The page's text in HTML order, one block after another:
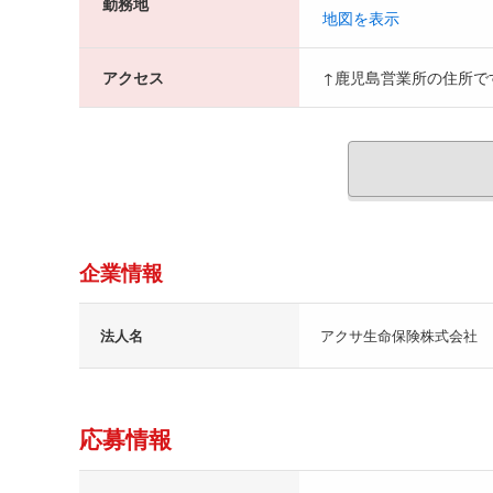
地図を表示
アクセス ↑鹿児島営業所の住所で
企業情報
法人名 アクサ生命保険株式会社
応募情報